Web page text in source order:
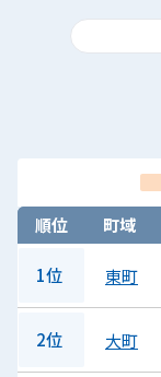
順位 町域
1位 東町
2位 大町